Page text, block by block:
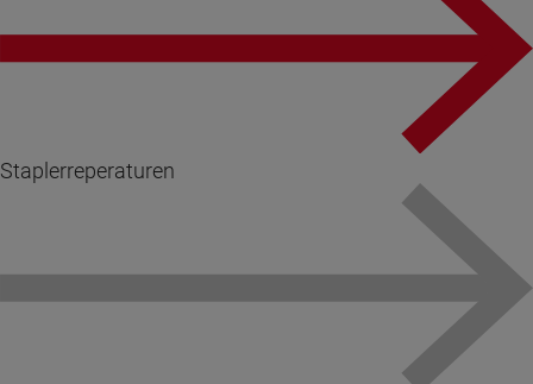
Staplerreperaturen